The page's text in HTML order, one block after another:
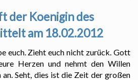
der Koenigin des
am 18.02.2012
euch. Zieht euch nicht zurück. Gott
Herzen und nehmt den Willen
Seht, dies ist die Zeit der großen